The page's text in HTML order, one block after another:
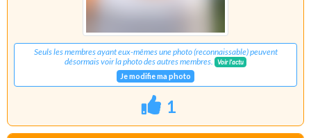
Seuls les membres ayant eux-mêmes une photo (reconnaissable) peuvent
désormais voir la photo des autres membres.
Voir l'actu
Je modifie ma photo
1